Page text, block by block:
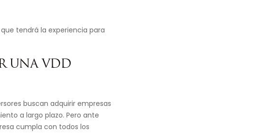
que tendrá la experiencia para
UNA VDD
buscan adquirir empresas
a largo plazo. Pero ante
cumpla con todos los